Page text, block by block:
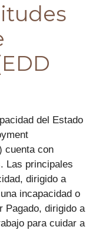
del Estado
cuenta con
Las principales
dirigido a
incapacidad o
Pagado, dirigido a
para cuidar a